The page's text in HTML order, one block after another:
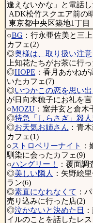
逢えないかな」と電話
ADK松竹スクエア前の
東京都中央区築地1丁目
○BG ：行永亜佐美と三
カフェ(2)
◎奥様は、取り扱い注意
上知花たちがお茶に行
◎HOPE ：香月あかね
いたカフェ(7)
◎いつかこの恋を思い
が日向木穂子にお礼を
○MOZU：室井玄と倉木
◎特急「しらさぎ」殺
◎お天気お姉さん ：青
カフェ(1)
○ストロベリーナイト
馴染に会ったカフェ(9)
○ハングリー！
：覆面
◎美しい隣人
：矢野絵
ラン(6)
◎素直になれなくて ：
売り込みに行った店(2)
◎泣かないと決めた日
イルのことを話したレ